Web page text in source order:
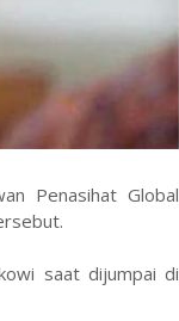
Penasihat Global
saat dijumpai di